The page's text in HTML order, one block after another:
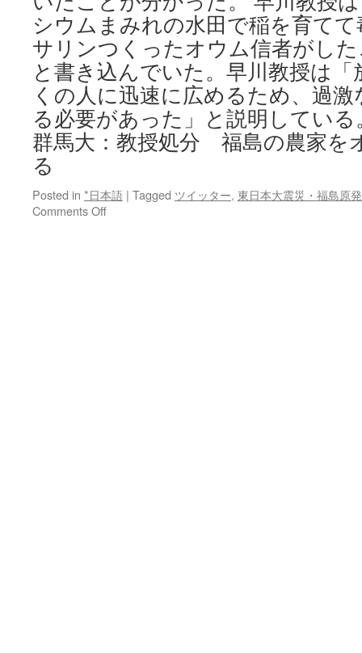
者
と
同
じ」
via
Yomiuri
Online
シウムまみれの水田で稲を育て
サリンつくったオウム信者がし
と書き込んでいた。早川教授は
くの人に迅速に広めるため、過
る必要があった」と説明してい
群馬大：教授処分 福島の農家を
る
Posted in *日本語 | Tagged ツイッター, 東日本大震災・福島原発
Comments Offon